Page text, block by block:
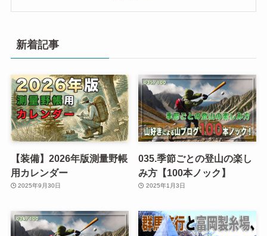
新着記事
【装備】2026年版測量野帳
用カレンダー
2025年9月30日
035.季節ごとの登山の楽し
み方【100本ノック】
2025年1月3日